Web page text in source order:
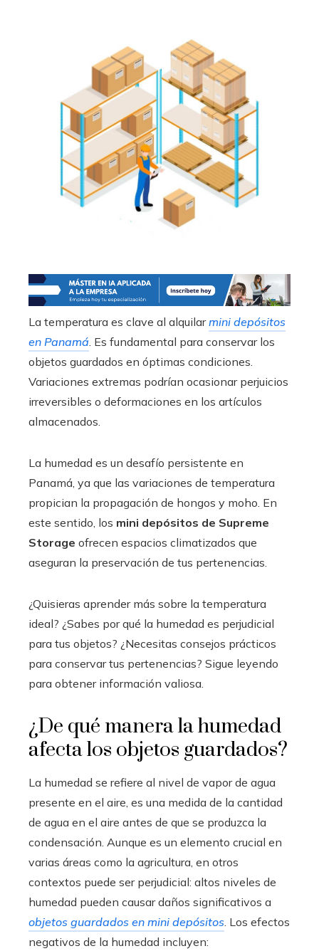
La temperatura es clave al alquilarmini depósitos
en Panamá. Es fundamental para conservar los
objetos guardados en óptimas condiciones.
Variaciones extremas podrían ocasionar perjuicios
irreversibles o deformaciones en los artículos
almacenados.
La humedad es un desafío persistente en
Panamá, ya que las variaciones de temperatura
propician la propagación de hongos y moho. En
este sentido, los mini depósitos de Supreme
Storage ofrecen espacios climatizados que
aseguran la preservación de tus pertenencias.
¿Quisieras aprender más sobre la temperatura
ideal? ¿Sabes por qué la humedad es perjudicial
para tus objetos? ¿Necesitas consejos prácticos
para conservar tus pertenencias? Sigue leyendo
para obtener información valiosa.
¿De qué manera la humedad
afecta los objetos guardados?
La humedad se refiere al nivel de vapor de agua
presente en el aire, es una medida de la cantidad
de agua en el aire antes de que se produzca la
condensación. Aunque es un elemento crucial en
varias áreas como la agricultura, en otros
contextos puede ser perjudicial: altos niveles de
humedad pueden causar daños significativos a
objetos guardados en mini depósitos. Los efectos
negativos de la humedad incluyen: